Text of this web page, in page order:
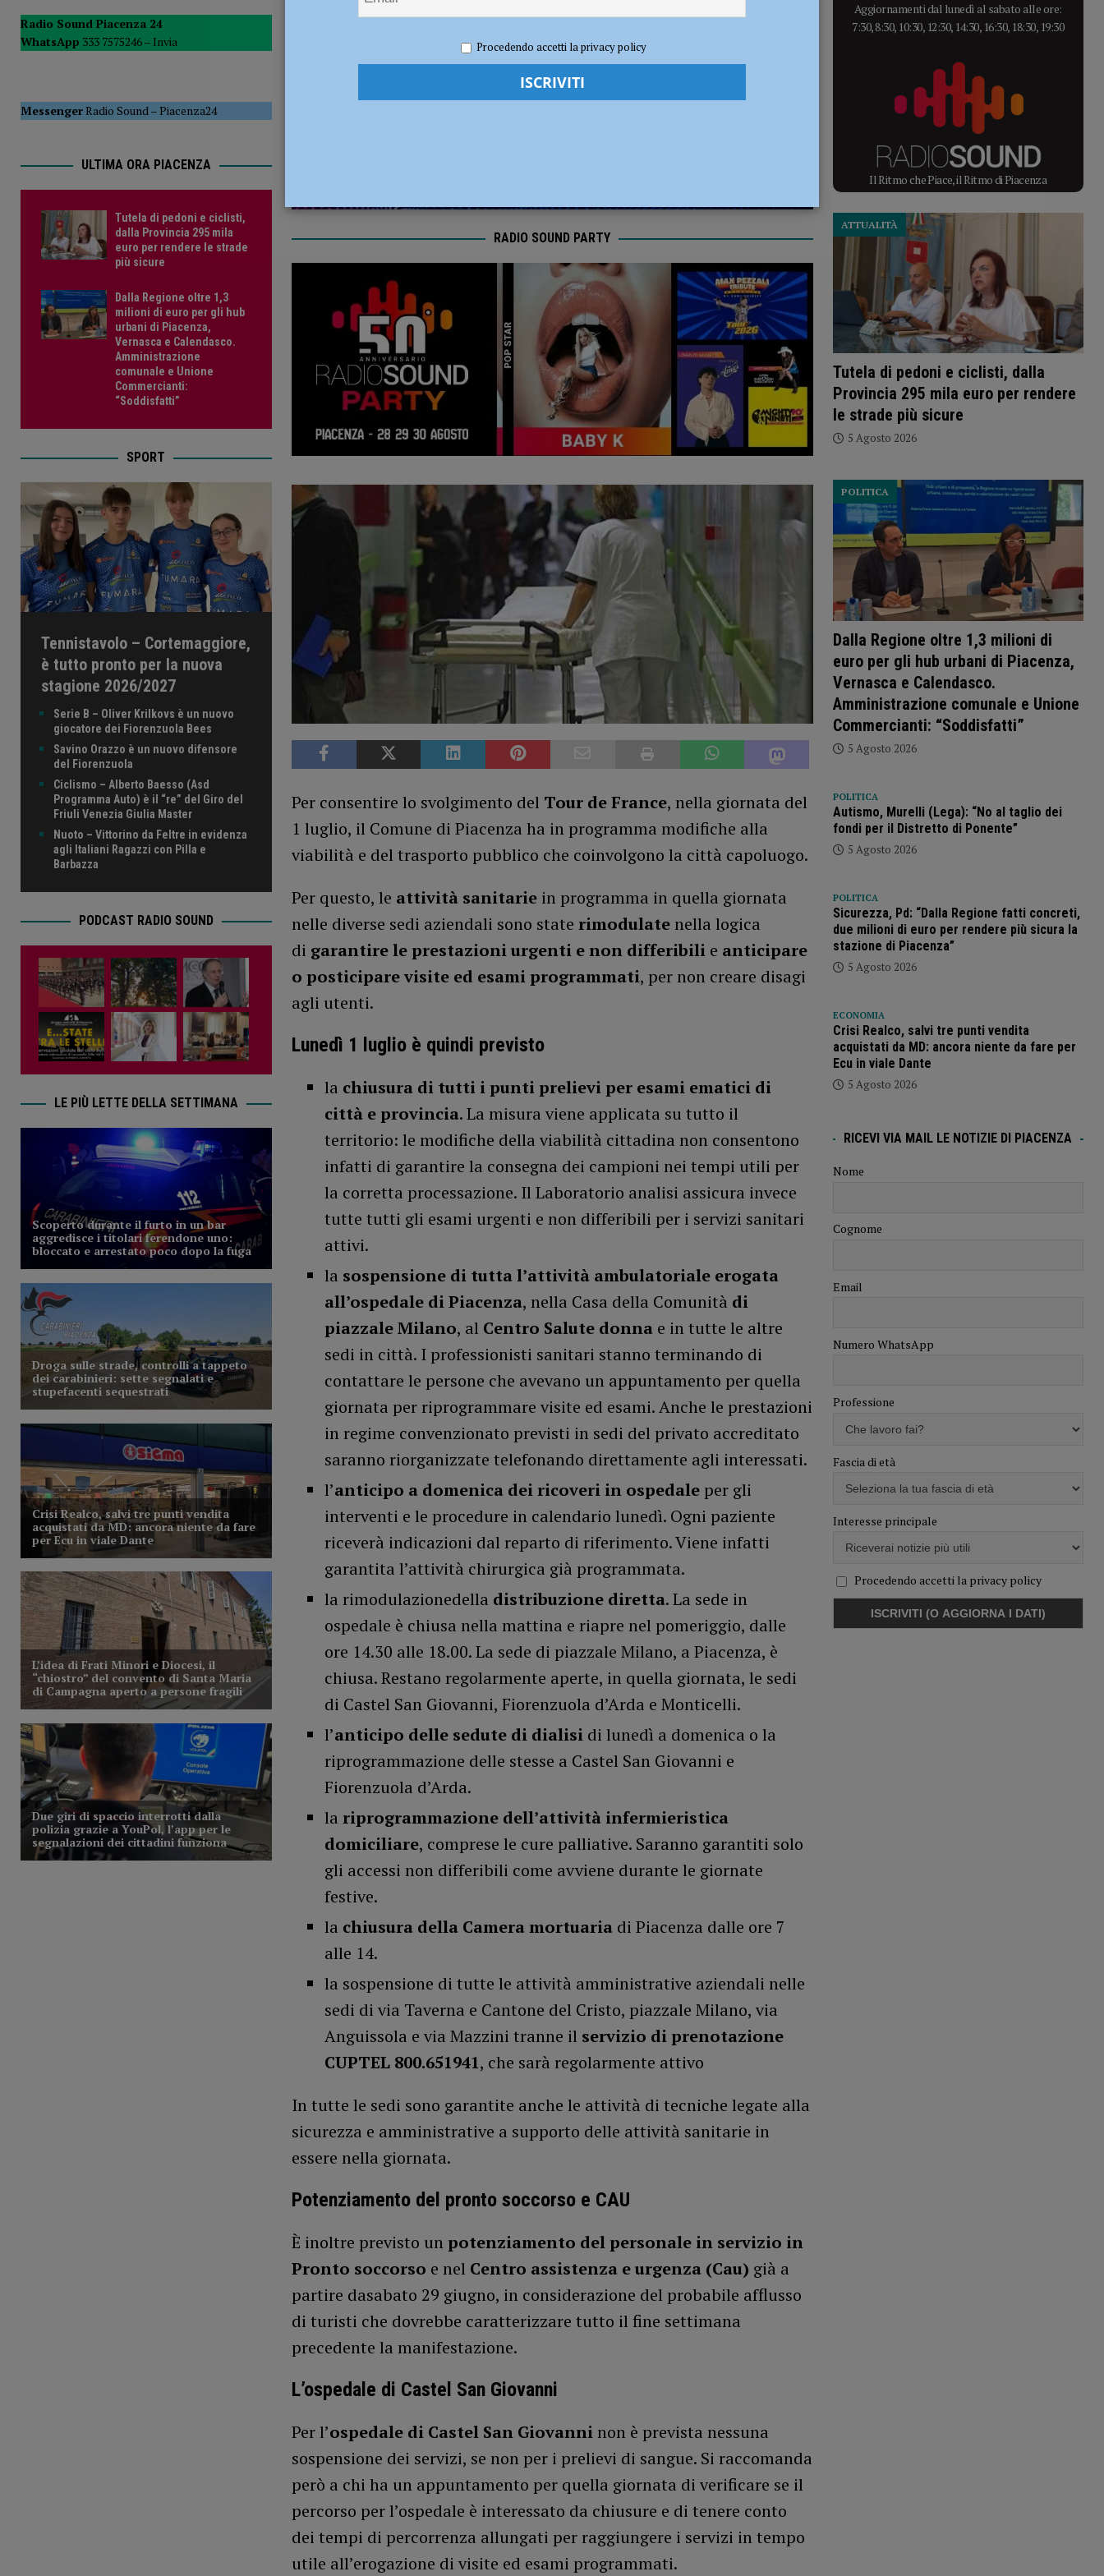
del Consiglio POLITICA
[ 5 Agosto 2026 ] Tutela di pedoni e ciclisti, dalla Provincia 295 mila euro per rendere le strade più sicure ATTUALITÀ
Redazione FG Attualità
RADIO SOUND PARTY
Per consentire lo svolgimento del Tour de France, nella giornata del
1 luglio, il Comune di Piacenza ha in programma modifiche alla
viabilità e del trasporto pubblico che coinvolgono la città capoluogo.
Per questo, le attività sanitariein programma in quella giornata
nelle diverse sedi aziendali sono state rimodulatenella logica
di garantire le prestazioni urgenti e non differibilie anticipare
o posticipare visite ed esami programmati, per non creare disagi
agli utenti.
Lunedì 1 luglio è quindi previsto
la chiusura di tutti i punti prelievi per esami ematici di
città e provincia. La misura viene applicata su tutto il
territorio: le modifiche della viabilità cittadina non consentono
infatti di garantire la consegna dei campioni nei tempi utili per
la corretta processazione. Il Laboratorio analisi assicura invece
tutte tutti gli esami urgenti e non differibili per i servizi sanitari
attivi.
la sospensione di tutta l’attività ambulatoriale erogata
all’ospedale di Piacenza, nella Casa della Comunità di
piazzale Milano, al Centro Salute donnae in tutte le altre
sedi in città. I professionisti sanitari stanno terminando di
contattare le persone che avevano un appuntamento per quella
giornata per riprogrammare visite ed esami. Anche le prestazioni
in regime convenzionato previsti in sedi del privato accreditato
saranno riorganizzate telefonando direttamente agli interessati.
l’anticipo a domenica dei ricoveri in ospedaleper gli
interventi e le procedure in calendario lunedì. Ogni paziente
riceverà indicazioni dal reparto di riferimento. Viene infatti
garantita l’attività chirurgica già programmata.
la rimodulazionedella distribuzione diretta. La sede in
ospedale è chiusa nella mattina e riapre nel pomeriggio, dalle
ore 14.30 alle 18.00. La sede di piazzale Milano, a Piacenza, è
chiusa. Restano regolarmente aperte, in quella giornata, le sedi
di Castel San Giovanni, Fiorenzuola d’Arda e Monticelli.
l’anticipo delle sedute di dialisi di lunedì a domenica o la
riprogrammazione delle stesse a Castel San Giovanni e
Fiorenzuola d’Arda.
la riprogrammazione dell’attività infermieristica
domiciliare, comprese le cure palliative. Saranno garantiti solo
gli accessi non differibili come avviene durante le giornate
festive.
la chiusura della Camera mortuariadi Piacenza dalle ore 7
alle 14.
la sospensione di tutte le attività amministrative aziendali nelle
sedi di via Taverna e Cantone del Cristo, piazzale Milano, via
Anguissola e via Mazzini tranne il servizio di prenotazione
CUPTEL 800.651941, che sarà regolarmente attivo
In tutte le sedi sono garantite anche le attività di tecniche legate alla
sicurezza e amministrative a supporto delle attività sanitarie in
essere nella giornata.
Potenziamento del pronto soccorso e CAU
È inoltre previsto un potenziamento del personale in servizio in
Pronto soccorso e nel Centro assistenza e urgenza (Cau) già a
partire dasabato 29 giugno, in considerazione del probabile afflusso
di turisti che dovrebbe caratterizzare tutto il fine settimana
precedente la manifestazione.
L’ospedale di Castel San Giovanni
Per l’ospedale di Castel San Giovanni non è prevista nessuna
sospensione dei servizi, se non per i prelievi di sangue. Si raccomanda
però a chi ha un appuntamento per quella giornata di verificare se il
percorso per l’ospedale è interessato da chiusure e di tenere conto
dei tempi di percorrenza allungati per raggiungere i servizi in tempo
utile all’erogazione di visite ed esami programmati.
Radio Sound Piacenza 24
WhatsApp 333 7575246 – Invia
MessengerRadio Sound–Piacenza24
ULTIMA ORA PIACENZA
Tutela di pedoni e ciclisti,
dalla Provincia 295 mila
euro per rendere le strade
più sicure
Dalla Regione oltre 1,3
milioni di euro per gli hub
urbani di Piacenza,
Vernasca e Calendasco.
Amministrazione
comunale e Unione
Commercianti:
“Soddisfatti”
SPORT
Tennistavolo – Cortemaggiore,
è tutto pronto per la nuova
stagione 2026/2027
Serie B – Oliver Krilkovs è un nuovo
giocatore dei Fiorenzuola Bees
Savino Orazzo è un nuovo difensore
del Fiorenzuola
Ciclismo – Alberto Baesso (Asd
Programma Auto) è il “re” del Giro del
Friuli Venezia Giulia Master
Nuoto – Vittorino da Feltre in evidenza
agli Italiani Ragazzi con Pilla e
Barbazza
PODCAST RADIO SOUND
LE PIÙ LETTE DELLA SETTIMANA
Aggiornamenti dal lunedì al sabato alle ore:
7:30, 8:30, 10:30, 12:30, 14:30, 16:30, 18:30, 19:30
Il Ritmo che Piace, il Ritmo di Piacenza
Tutela di pedoni e ciclisti, dalla
Provincia 295 mila euro per rendere
le strade più sicure
ATTUALITÀ
5 Agosto 2026
Dalla Regione oltre 1,3 milioni di
euro per gli hub urbani di Piacenza,
Vernasca e Calendasco.
Amministrazione comunale e Unione
Commercianti: “Soddisfatti”
POLITICA
5 Agosto 2026
POLITICA
Autismo, Murelli (Lega): “No al taglio dei
fondi per il Distretto di Ponente”
5 Agosto 2026
POLITICA
Sicurezza, Pd: “Dalla Regione fatti concreti,
due milioni di euro per rendere più sicura la
stazione di Piacenza”
5 Agosto 2026
ECONOMIA
Crisi Realco, salvi tre punti vendita
acquistati da MD: ancora niente da fare per
Ecu in viale Dante
5 Agosto 2026
RICEVI VIA MAIL LE NOTIZIE DI PIACENZA
Nome
Cognome
Email
Numero WhatsApp
Professione
Fascia di età
Interesse principale
Procedendo accetti la privacy policy
Procedendo accetti la privacy policy